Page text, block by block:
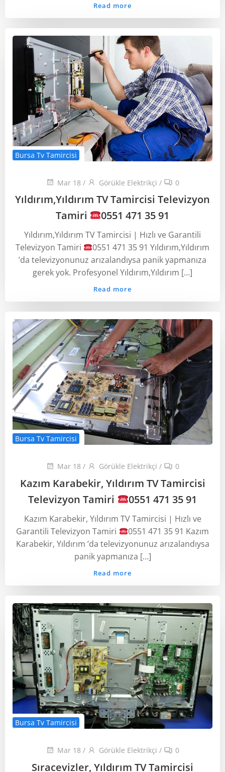
Read more
Bursa Tv Tamircisi
Mar 18 / Görükle Elektrikçi / 0
Yıldırım,Yıldırım TV Tamircisi Televizyon
Tamiri
0551 471 35 91
Yıldırım,Yıldırım TV Tamircisi | Hızlı ve Garantili
Televizyon Tamiri
0551 471 35 91 Yıldırım,Yıldırım
’da televizyonunuz arızalandıysa panik yapmanıza
gerek yok. Profesyonel Yıldırım,Yıldırım […]
Read more
Bursa Tv Tamircisi
Mar 18 / Görükle Elektrikçi / 0
Kazım Karabekir, Yıldırım TV Tamircisi
Televizyon Tamiri
0551 471 35 91
Kazım Karabekir, Yıldırım TV Tamircisi | Hızlı ve
Garantili Televizyon Tamiri
0551 471 35 91 Kazım
Karabekir, Yıldırım ’da televizyonunuz arızalandıysa
panik yapmanıza […]
Read more
Bursa Tv Tamircisi
Mar 18 / Görükle Elektrikçi / 0
Sıracevizler, Yıldırım TV Tamircisi